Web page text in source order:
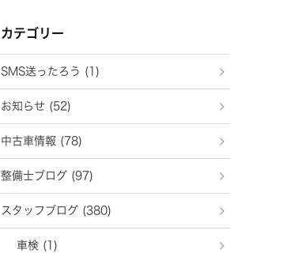
カテゴリー
SMS送ったろう (1)
お知らせ (52)
中古車情報 (78)
整備士ブログ (97)
スタッフブログ (380)
車検 (1)